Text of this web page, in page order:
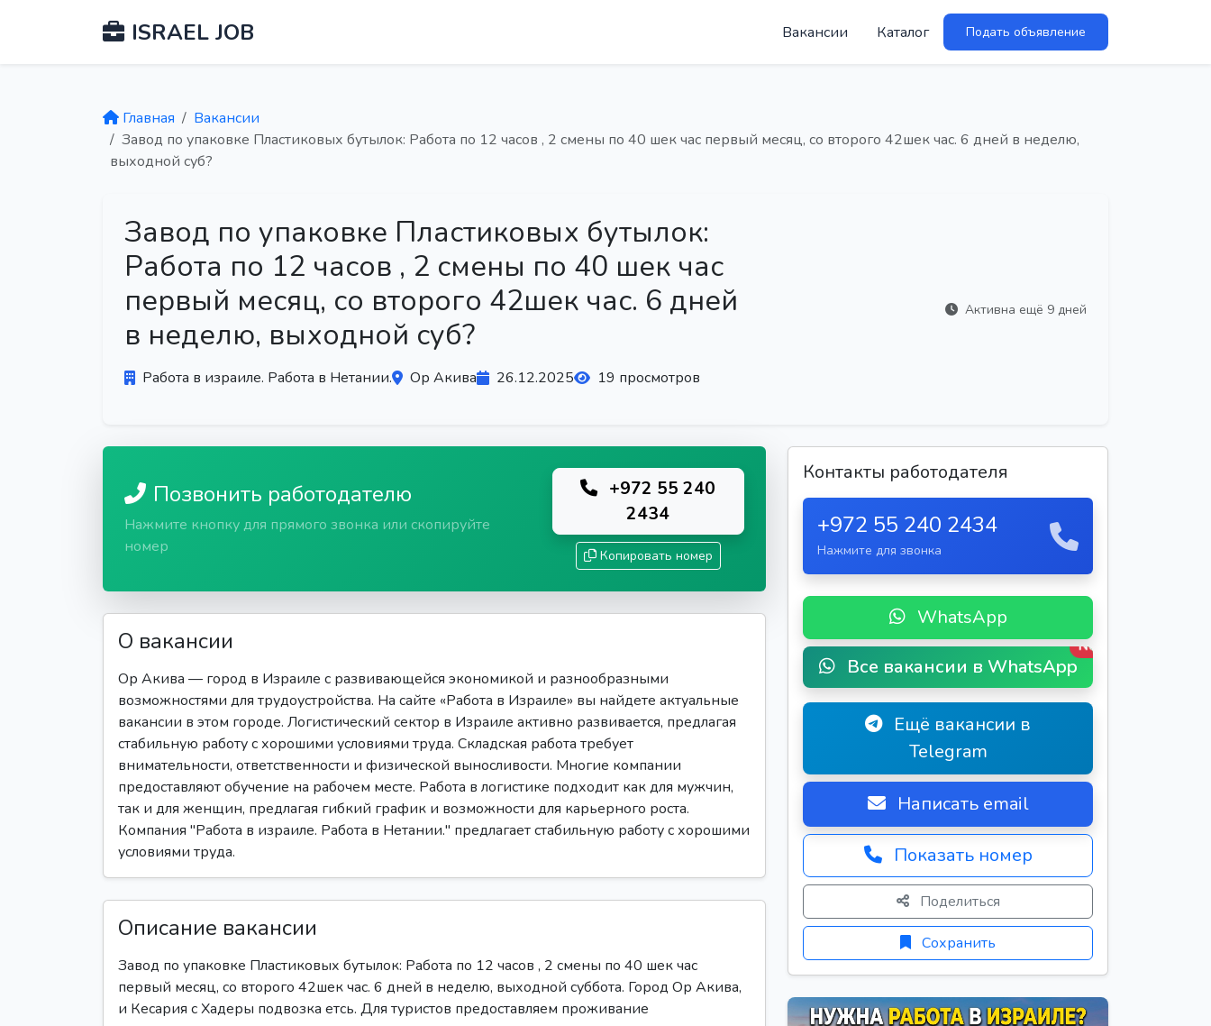
ISRAEL JOB Вакансии Каталог Подать объявление
Главная
Вакансии
Завод по упаковке Пластиковых бутылок: Работа по 12 часов , 2 смены по 40 шек час первый месяц, со второго 42шек час. 6 дней в неделю,
выходной суб?
Завод по упаковке Пластиковых бутылок:
Работа по 12 часов , 2 смены по 40 шек час
первый месяц, со второго 42шек час. 6 дней
в неделю, выходной суб?
Работа в израиле. Работа в Нетании. Ор Акива 26.12.2025 19 просмотров
Активна ещё 9 дней
Позвонить работодателю
Нажмите кнопку для прямого звонка или скопируйте
номер
+972 55 240
2434
Копировать номер
О вакансии
Ор Акива — город в Израиле с развивающейся экономикой и разнообразными
возможностями для трудоустройства. На сайте «Работа в Израиле» вы найдете актуальные
вакансии в этом городе. Логистический сектор в Израиле активно развивается, предлагая
стабильную работу с хорошими условиями труда. Складская работа требует
внимательности, ответственности и физической выносливости. Многие компании
предоставляют обучение на рабочем месте. Работа в логистике подходит как для мужчин,
так и для женщин, предлагая гибкий график и возможности для карьерного роста.
Компания "Работа в израиле. Работа в Нетании." предлагает стабильную работу с хорошими
условиями труда.
Описание вакансии
Завод по упаковке Пластиковых бутылок: Работа по 12 часов , 2 смены по 40 шек час
первый месяц, со второго 42шек час. 6 дней в неделю, выходной суббота. Город Ор Акива,
и Кесария с Хадеры подвозка етсь. Для туристов предоставляем проживание
Контакты работодателя
+972 55 240 2434
Нажмите для звонка
WhatsApp
Все вакансии в WhatsApp
New
Ещё вакансии в
Telegram
Написать email
Показать номер
Поделиться
Сохранить